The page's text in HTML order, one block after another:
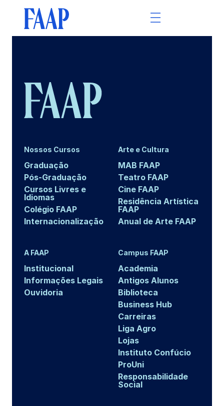
Nossos Cursos
Graduação
Pós-Graduação
Cursos Livres e
Idiomas
Colégio FAAP
Internacionalização
Arte e Cultura
MAB FAAP
Teatro FAAP
Cine FAAP
Residência Artística
FAAP
Anual de Arte FAAP
A FAAP
Institucional
Informações Legais
Ouvidoria
Campus FAAP
Academia
Antigos Alunos
Biblioteca
Business Hub
Carreiras
Liga Agro
Lojas
Instituto Confúcio
ProUni
Responsabilidade
Social